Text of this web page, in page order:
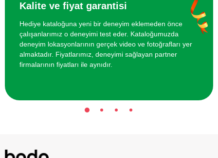
Kalite ve fiyat garantisi
Hediye kataloğuna yeni bir deneyim eklemeden önce
çalışanlarımız o deneyimi test eder. Kataloğumuzda
deneyim lokasyonlarının gerçek video ve fotoğrafları yer
almaktadır. Fiyatlarımız, deneyimi sağlayan partner
firmalarının fiyatları ile aynıdır.